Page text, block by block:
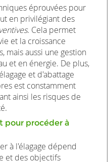
éprouvées pour
en privilégiant des
. Cela permet
et la croissance
mais aussi une gestion
et en énergie. De plus,
et d'abattage
est constamment
ainsi les risques de
pour procéder à
à l'élagage dépend
et des objectifs